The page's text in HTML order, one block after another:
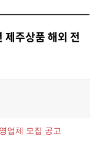
주상품 해외 전
업체 모집 공고